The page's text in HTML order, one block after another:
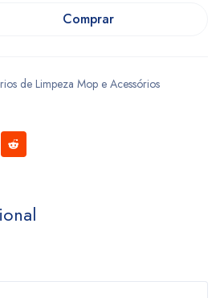
Comprar
de Limpeza Mop e Acessórios